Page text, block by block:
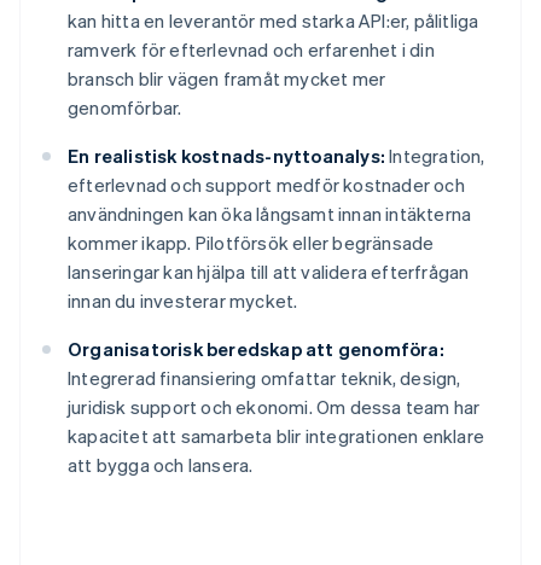
kan hitta en leverantör med starka API:er, pålitliga
ramverk för efterlevnad och erfarenhet i din
bransch blir vägen framåt mycket mer
genomförbar.
En realistisk kostnads-nyttoanalys: Integration,
efterlevnad och support medför kostnader och
användningen kan öka långsamt innan intäkterna
kommer ikapp. Pilotförsök eller begränsade
lanseringar kan hjälpa till att validera efterfrågan
innan du investerar mycket.
Organisatorisk beredskap att genomföra:
Integrerad finansiering omfattar teknik, design,
juridisk support och ekonomi. Om dessa team har
kapacitet att samarbeta blir integrationen enklare
att bygga och lansera.